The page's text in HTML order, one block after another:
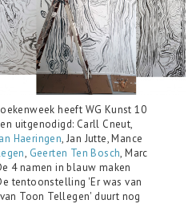
heeft WG Kunst 10
uitgenodigd: Carll Cneut,
Haeringen, Jan Jutte, Mance
, Geerten Ten Bosch, Marc
4 namen in blauw maken
tentoonstelling 'Er was van
Toon Tellegen' duurt nog